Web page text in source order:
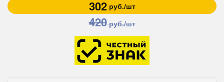
302руб./шт
420руб./шт